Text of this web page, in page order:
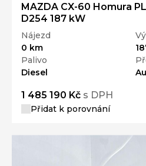
MAZDA CX-60 Homura
D254 187 kW
Nájezd
0 km
Palivo
Diesel
1 485 190 Kč s DPH
Přidat k porovnání